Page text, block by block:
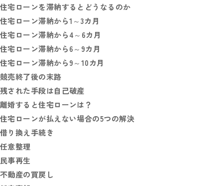
住宅ローンを滞納するとどうなるのか
住宅ローン滞納から1～3カ月
住宅ローン滞納から4～6カ月
住宅ローン滞納から6～9カ月
住宅ローン滞納から9～10カ月
競売終了後の末路
残された手段は自己破産
離婚すると住宅ローンは？
住宅ローンが払えない場合の5つの解決
借り換え手続き
任意整理
民事再生
不動産の買戻し